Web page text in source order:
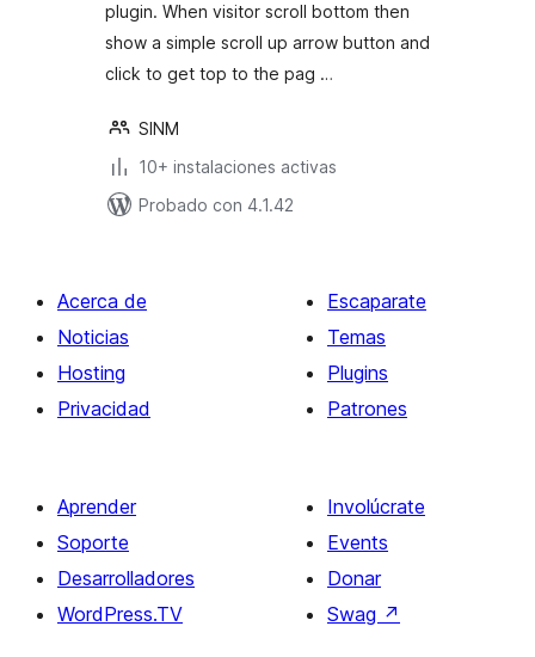
plugin. When visitor scroll bottom then
show a simple scroll up arrow button and
click to get top to the pag …
SINM
10+ instalaciones activas
Probado con 4.1.42
Acerca de
Noticias
Hosting
Privacidad
Escaparate
Temas
Plugins
Patrones
Aprender
Soporte
Desarrolladores
WordPress.TV
Involúcrate
Events
Donar
Swag ↗